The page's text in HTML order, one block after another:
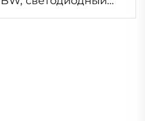
прожектор